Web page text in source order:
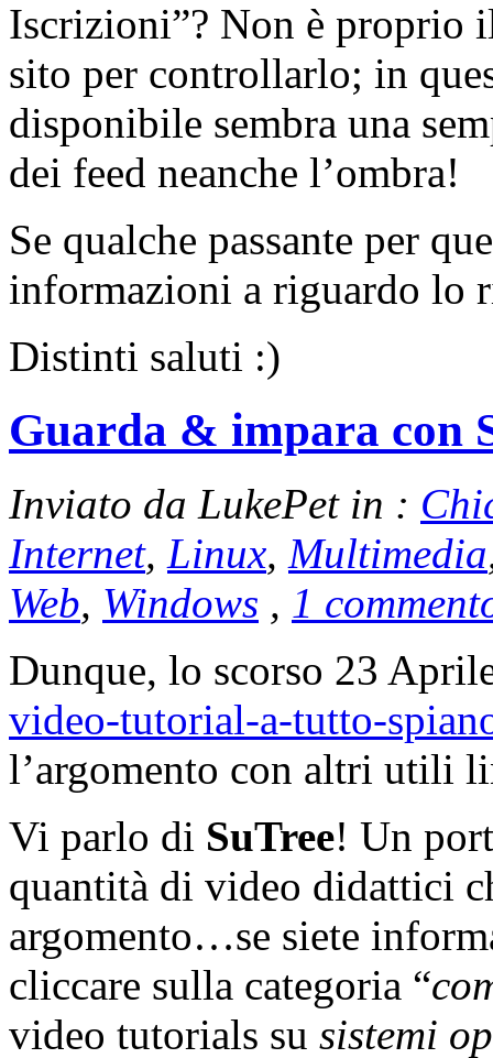
Iscrizioni”? Non è proprio
sito per controllarlo; in
disponibile sembra una
dei feed neanche l’ombra!
Se qualche passante per
informazioni a riguardo lo
Distinti saluti :)
Guarda & impara con
Inviato da LukePet in :
Internet, Linux, Multimedia
Web, Windows , 1
Dunque, lo scorso 23
video-tutorial-a-tutto-
l’argomento con altri utili
Vi parlo di SuTree! Un
quantità di video didattici
argomento…se siete
cliccare sulla categoria “
video tutorials su sistemi